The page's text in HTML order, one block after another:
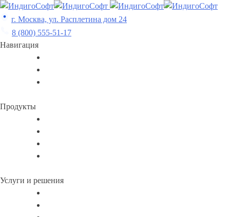
Skip
to
content
г. Москва, ул. Расплетина дом 24
8 (800) 555-51-17
Навигация
Продукты
Услуги и решения